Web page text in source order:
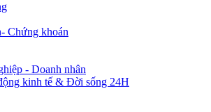
Chứng khoán
- Doanh nhân
kinh tế & Đời sống 24H